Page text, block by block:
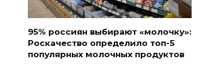
95% россиян выбирают «молочку»:
Роскачество определило топ-5
популярных молочных продуктов